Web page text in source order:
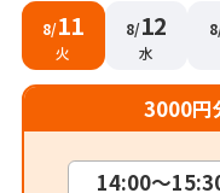
8/11
火
8/12
水
3000円
14:00～